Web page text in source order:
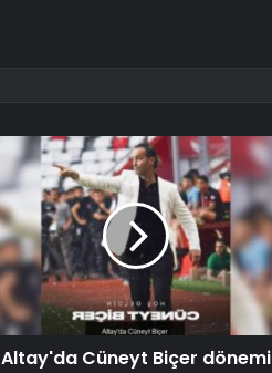
Altay'da Cüneyt Biçer dönemi